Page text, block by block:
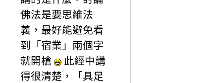
佛法是要思維法
義，最好能避免看
到「宿業」兩個字
就開槍
此經中講
得很清楚，「具足